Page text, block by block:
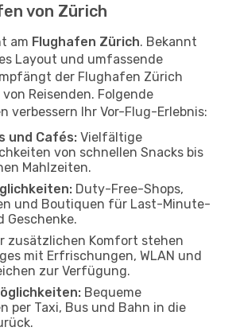
von Zürich
am Flughafen Zürich. Bekannt
Layout und umfassende
der Flughafen Zürich
Reisenden. Folgende
verbessern Ihr Vor-Flug-Erlebnis:
und Cafés: Vielfältige
von schnellen Snacks bis
Mahlzeiten.
Duty-Free-Shops,
und Boutiquen für Last-Minute-
Geschenke.
zusätzlichen Komfort stehen
mit Erfrischungen, WLAN und
zur Verfügung.
Bequeme
per Taxi, Bus und Bahn in die